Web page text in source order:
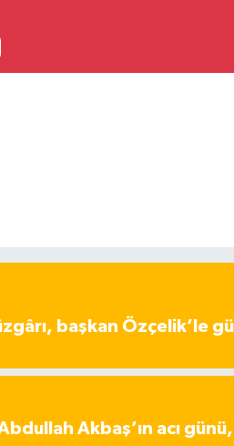
başkan Özçelik’le
Abdullah Akbaş’ın acı